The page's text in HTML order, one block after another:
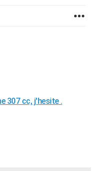
307 cc, j'hesite .